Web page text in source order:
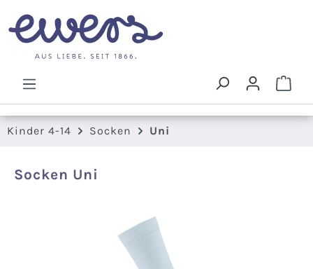
Zum Hauptinhalt springen
Kinder 4-14 Socken Uni
Socken Uni
Bildergalerie überspringen